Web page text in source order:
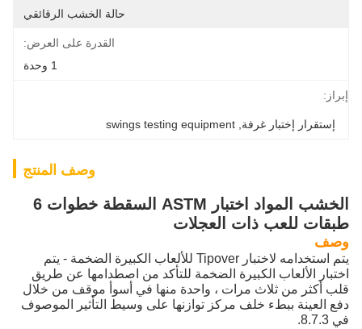
حالة الخشب الرقائقي
القدرة على العرض:
إبراز:
إستقرار إختبار غرفة,
swings testing equipment
وصف المنتج
الخشب المواد اختبار ASTM السقطة خطوات 6
طبقات للعب ذات العجلات
وصف
يتم استخدامه لاختبار Tipover للألعاب الكبيرة الضخمة - يتم
اختبار الألعاب الكبيرة الضخمة للتأكد من اصطدامها عن طريق
قلب أكثر من ثلاث مرات ، واحدة منها في أسوأ موقف من خلال
دفع العينة ببطء خلف مركز توازنها على وسيط التأثير الموصوف
في 8.7.3.